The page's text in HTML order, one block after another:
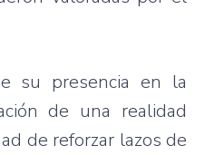
su presencia en la
de una realidad
de reforzar lazos de